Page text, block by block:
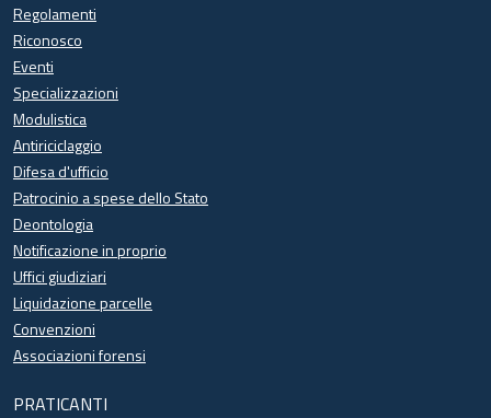
Regolamenti
Riconosco
Eventi
Specializzazioni
Modulistica
Antiriciclaggio
Difesa d'ufficio
Patrocinio a spese dello Stato
Deontologia
Notificazione in proprio
Uffici giudiziari
Liquidazione parcelle
Convenzioni
Associazioni forensi
PRATICANTI